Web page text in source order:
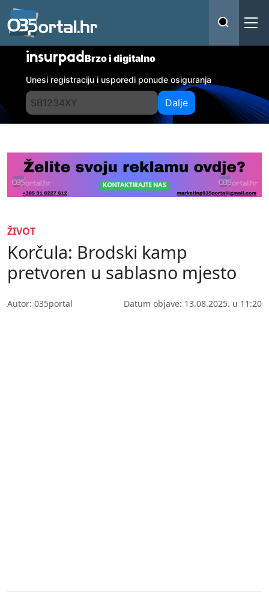
insurpadBrzo i digitalno
Unesi registraciju i usporedi ponude osiguranja
Dalje
ŽIVOT
Korčula: Brodski kamp
pretvoren u sablasno mjesto
Autor: 035portal Datum objave: 13.08.2025. u 11:20